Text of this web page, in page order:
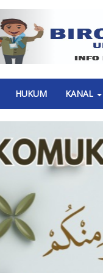
Previous
HUKUM KANAL